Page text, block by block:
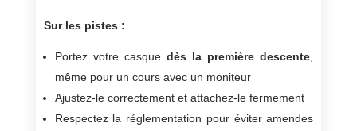
Sur les pistes :
Portez votre casque dès la première descente,
même pour un cours avec un moniteur
Ajustez-le correctement et attachez-le fermement
Respectez la réglementation pour éviter amendes